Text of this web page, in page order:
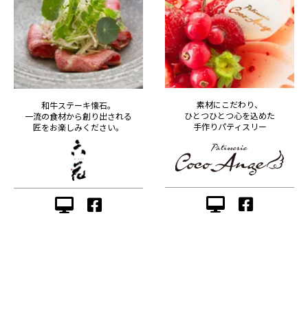
和牛ステーキ懐石。
一流の食材から創り出される
匠をお楽しみください。
素材にこだわり、
ひとつひとつ心を込めた
手作りパティスリー